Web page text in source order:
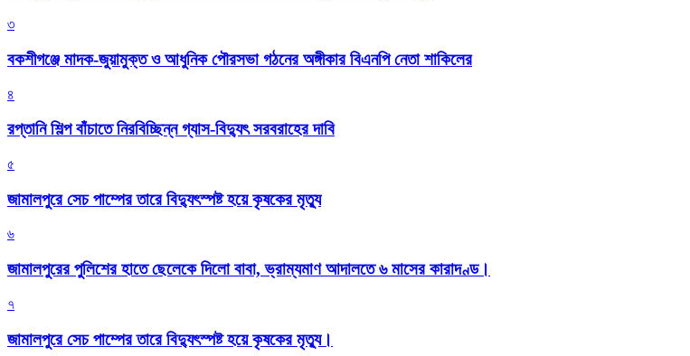
৩
বকশীগঞ্জে মাদক-জুয়ামুক্ত ও আধুনিক পৌরসভা গঠনের অঙ্গীকার বিএনপি নেতা শাকিলের
৪
রপ্তানি শিল্প বাঁচাতে নিরবিচ্ছিন্ন গ্যাস-বিদ্যুৎ সরবরাহের দাবি
৫
জামালপুরে সেচ পাম্পের তারে বিদ্যুৎস্পষ্ট হয়ে কৃষকের মৃত্যু
৬
জামালপুরের পুলিশের হাতে ছেলেকে দিলো বাবা, ভ্রাম্যমাণ আদালতে ৬ মাসের কারাদণ্ড।
৭
জামালপুরে সেচ পাম্পের তারে বিদ্যুৎস্পষ্ট হয়ে কৃষকের মৃত্যু।